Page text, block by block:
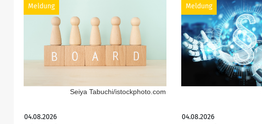
Meldung
Seiya Tabuchi/istockphoto.com
04.08.2026
Meldung
04.08.2026